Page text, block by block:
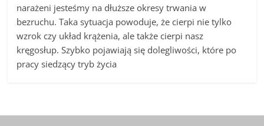
narażeni jesteśmy na dłuższe okresy trwania w
bezruchu. Taka sytuacja powoduje, że cierpi nie tylko
wzrok czy układ krążenia, ale także cierpi nasz
kręgosłup. Szybko pojawiają się dolegliwości, które po
pracy siedzący tryb życia